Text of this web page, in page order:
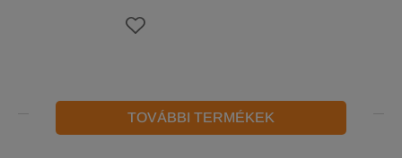
TOVÁBBI TERMÉKEK